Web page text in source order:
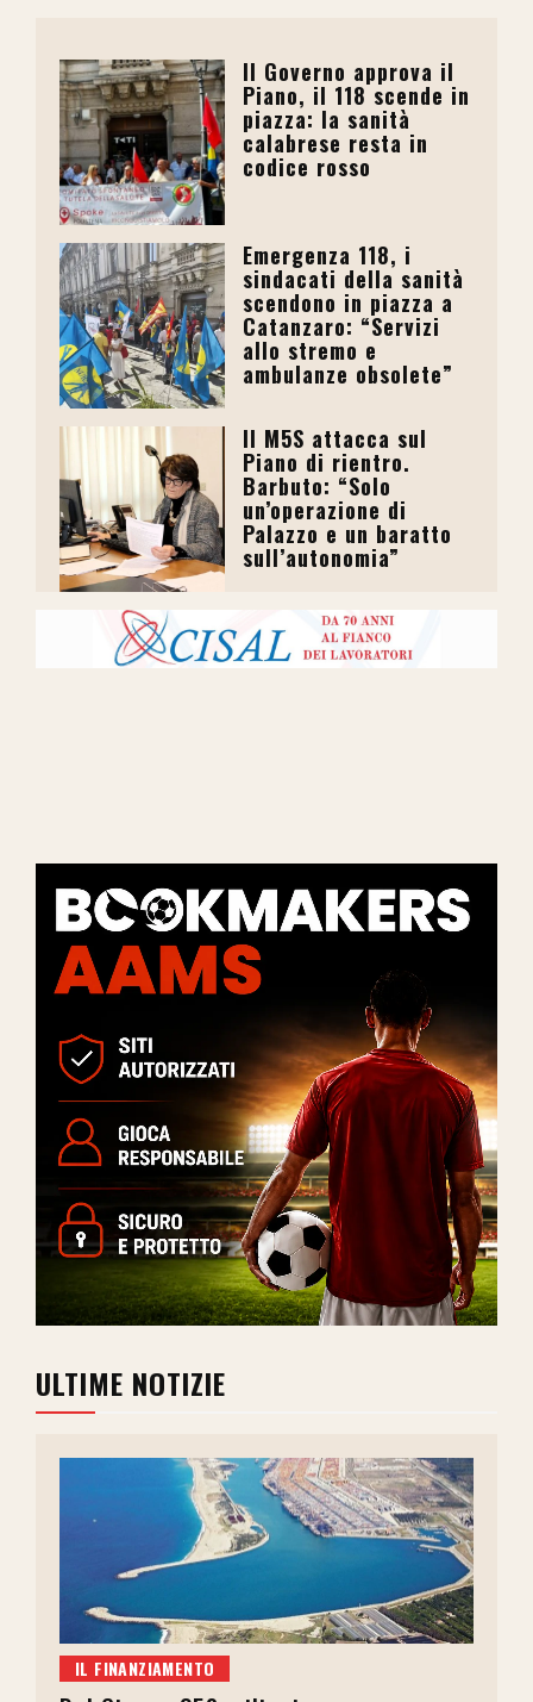
Il Governo approva il
Piano, il 118 scende in
piazza: la sanità
calabrese resta in
codice rosso
Emergenza 118, i
sindacati della sanità
scendono in piazza a
Catanzaro: “Servizi
allo stremo e
ambulanze obsolete”
Il M5S attacca sul
Piano di rientro.
Barbuto: “Solo
un’operazione di
Palazzo e un baratto
sull’autonomia”
ULTIME NOTIZIE
IL FINANZIAMENTO